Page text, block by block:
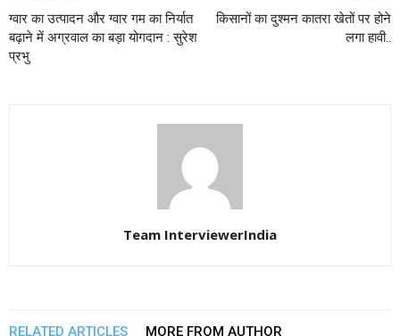
ग्वार का उत्पादन और ग्वार गम का निर्यात
बढ़ाने में अग्रवाल का बड़ा योगदान : सुरेश
प्रभु
किसानों का दुश्मन कातरा खेतों पर होने
लगा हावी..
Team InterviewerIndia
RELATED ARTICLES MORE FROM AUTHOR